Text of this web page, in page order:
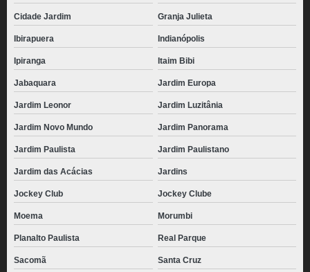
Cidade Jardim Granja Julieta
Ibirapuera Indianópolis
Ipiranga Itaim Bibi
Jabaquara Jardim Europa
Jardim Leonor Jardim Luzitânia
Jardim Novo Mundo Jardim Panorama
Jardim Paulista Jardim Paulistano
Jardim das Acácias Jardins
Jockey Club Jockey Clube
Moema Morumbi
Planalto Paulista Real Parque
Sacomã Santa Cruz